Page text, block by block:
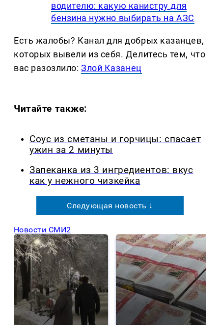
водителю: какую канистру для
бензина нужно выбирать на АЗС
Есть жалобы? Канал для добрых казанцев,
которых вывели из себя. Делитеcь тем, что
вас разозлило:Злой Казанец
Читайте также:
Соус из сметаны и горчицы: спасает
ужин за 2 минуты
Запеканка из 3 ингредиентов: вкус
как у нежного чизкейка
Следующая новость ↓
Новости СМИ2